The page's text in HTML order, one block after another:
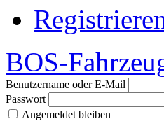
BOS-
Benutzername oder E-Mail
Passwort
Angemeldet bleiben